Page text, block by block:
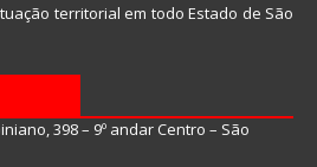
territorial em todo Estado de São
398 – 9º andar Centro – São